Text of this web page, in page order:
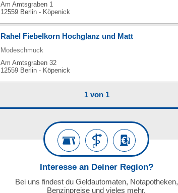
Am Amtsgraben 1
12559 Berlin - Köpenick
Rahel Fiebelkorn Hochglanz und Matt
Modeschmuck
Am Amtsgraben 32
12559 Berlin - Köpenick
1 von 1
Interesse an Deiner Region?
Bei uns findest du Geldautomaten, Notapotheken,
Benzinpreise und vieles mehr.